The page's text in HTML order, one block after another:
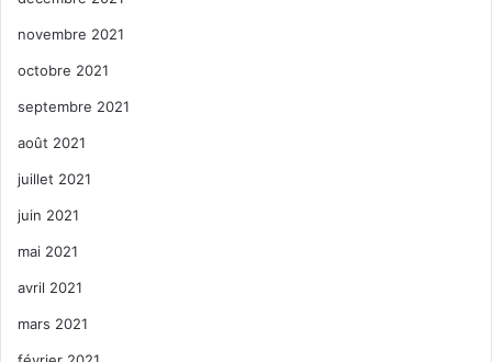
novembre 2021
octobre 2021
septembre 2021
août 2021
juillet 2021
juin 2021
mai 2021
avril 2021
mars 2021